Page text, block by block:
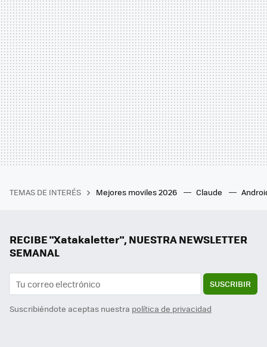
TEMAS DE INTERÉS Mejores moviles 2026 Claude
RECIBE "Xatakaletter", NUESTRA NEWSLETTER
SEMANAL
SUSCRIBIR
Suscribiéndote aceptas nuestra política de privacidad